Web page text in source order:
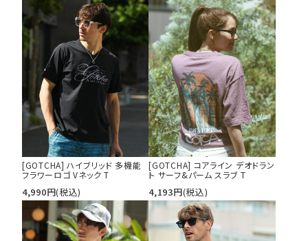
[GOTCHA] ハイブリッド 多機能
フラワーロゴ Vネック T
4,990円(税込)
[GOTCHA] コアライン デオドラン
ト サーフ&パーム スラブ T
4,193円(税込)